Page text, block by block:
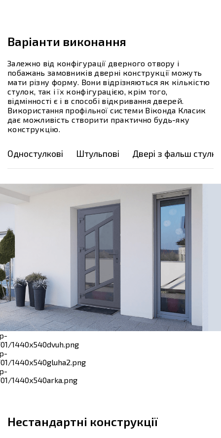
Варіанти виконання
Залежно від конфігурації дверного отвору і
побажань замовників дверні конструкції можуть
мати різну форму. Вони відрізняються як кількістю
стулок, так і їх конфігурацією, крім того,
відмінності є і в способі відкривання дверей.
Використання профільної системи Віконда Класик
дає можливість створити практично будь-яку
конструкцію.
Одностулкові Штульпові Двері з фальш
Нестандартні конструкції